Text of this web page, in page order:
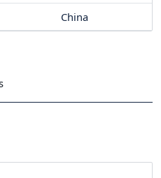
China